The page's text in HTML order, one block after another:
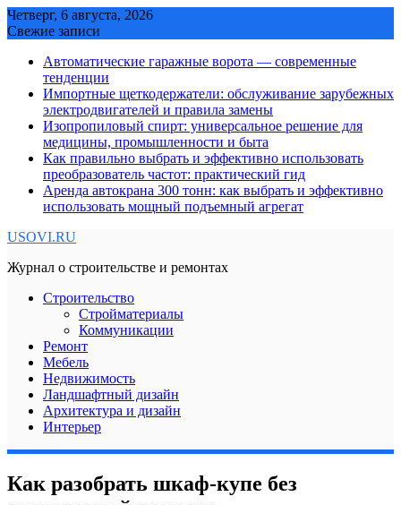
Skip
to
Четверг, 6 августа, 2026
Свежие записи
Автоматические гаражные ворота — современные
тенденции
Импортные щеткодержатели: обслуживание зарубежных
электродвигателей и правила замены
Изопропиловый спирт: универсальное решение для
медицины, промышленности и быта
Как правильно выбрать и эффективно использовать
преобразователь частот: практический гид
Аренда автокрана 300 тонн: как выбрать и эффективно
использовать мощный подъемный агрегат
USOVI.RU
Журнал о строительстве и ремонтах
Строительство
Стройматериалы
Коммуникации
Ремонт
Мебель
Недвижимость
Ландшафтный дизайн
Архитектура и дизайн
Интерьер
Как разобрать шкаф-купе без